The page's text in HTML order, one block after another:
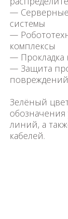
—
системы
—
комплексы
— Прокладка
— Защита
повреждений
Зелёный
линий, а
кабелей.